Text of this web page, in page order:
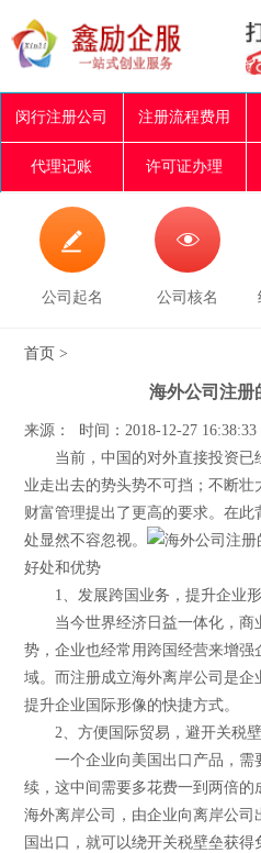
闵行注册公司 注册流程费用
代理记账 许可证办理

公司起名

公司核名
首页 >
海外公司注册
来源： 时间：2018-12-27 16:38:33
当前，中国的对外直接投资已
业走出去的势头势不可挡；不断
财富管理提出了更高的要求。在
处显然不容忽视。
好处和优势
1、发展跨国业务，提升企业
当今世界经济日益一体化，商
势，企业也经常用跨国经营来增强
域。而注册成立海外离岸公司是企
提升企业国际形像的快捷方式。
2、方便国际贸易，避开关税
一个企业向美国出口产品，需
续，这中间需要多花费一到两倍
海外离岸公司，由企业向离岸公
国出口，就可以绕开关税壁垒获